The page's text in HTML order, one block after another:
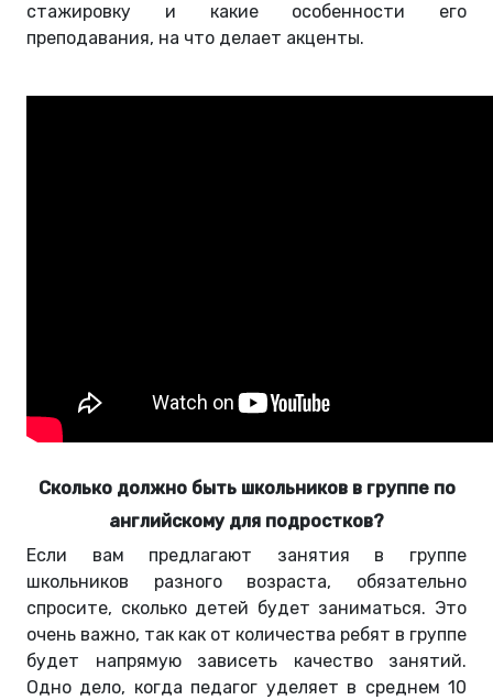
стажировку и какие особенности его
преподавания, на что делает акценты.
Сколько должно быть школьников в группе по
английскому для подростков?
Если вам предлагают занятия в группе
школьников разного возраста, обязательно
спросите, сколько детей будет заниматься. Это
очень важно, так как от количества ребят в группе
будет напрямую зависеть качество занятий.
Одно дело, когда педагог уделяет в среднем 10